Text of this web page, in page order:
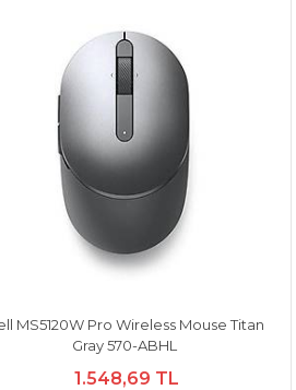
MS5120W Pro Wireless Mouse Titan
Gray 570-ABHL
1.548,69 TL